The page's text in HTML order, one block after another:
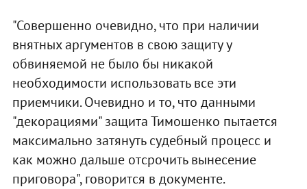
"Совершенно очевидно, что при наличии
внятных аргументов в свою защиту у
обвиняемой не было бы никакой
необходимости использовать все эти
приемчики. Очевидно и то, что данными
"декорациями" защита Тимошенко пытается
максимально затянуть судебный процесс и
как можно дальше отсрочить вынесение
приговора", говорится в документе.